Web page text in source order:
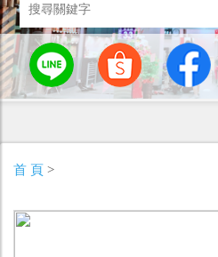
首 頁 >